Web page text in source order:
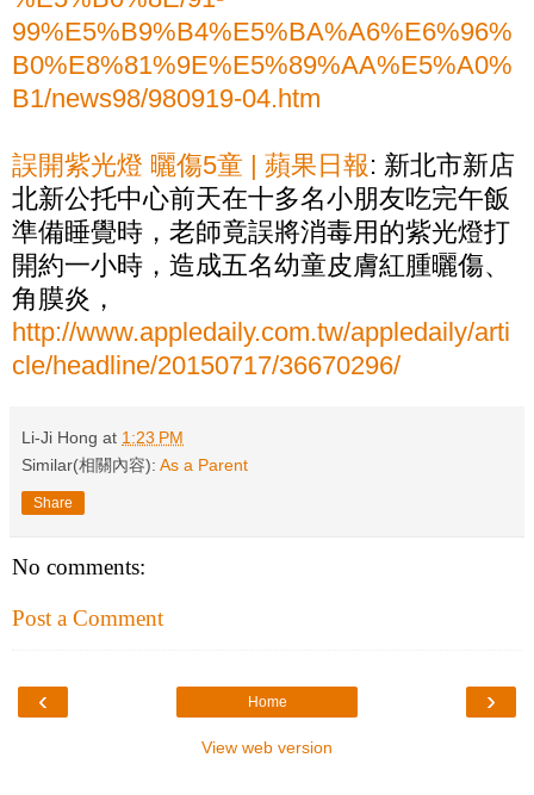
99%E5%B9%B4%E5%BA%A6%E6%96%
B0%E8%81%9E%E5%89%AA%E5%A0%
B1/news98/980919-04.htm
誤開紫光燈 曬傷5童 | 蘋果日報: 新北市新店
北新公托中心前天在十多名小朋友吃完午飯
準備睡覺時，老師竟誤將消毒用的紫光燈打
開約一小時，造成五名幼童皮膚紅腫曬傷、
角膜炎，
http://www.appledaily.com.tw/appledaily/arti
cle/headline/20150717/36670296/
Li-Ji Hong at 1:23 PM
Similar(相關內容): As a Parent
Share
No comments:
Post a Comment
‹ ›
Home
View web version